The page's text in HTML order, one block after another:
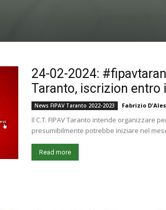
24-02-2024:
Taranto, iscrizion entro
News FIPAV Taranto 2022-2023 Fabrizio
Il C.T. FIPAV Taranto intende organizzare
presumibilmente potrebbe iniziare nel
Read more